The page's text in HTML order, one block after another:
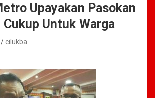
Upayakan Pasokan
Untuk Warga
cilukba